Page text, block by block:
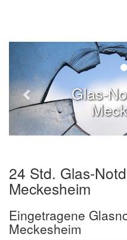
Glas-
24 Std. Glas-
Meckesheim
Eingetragene
Meckesheim